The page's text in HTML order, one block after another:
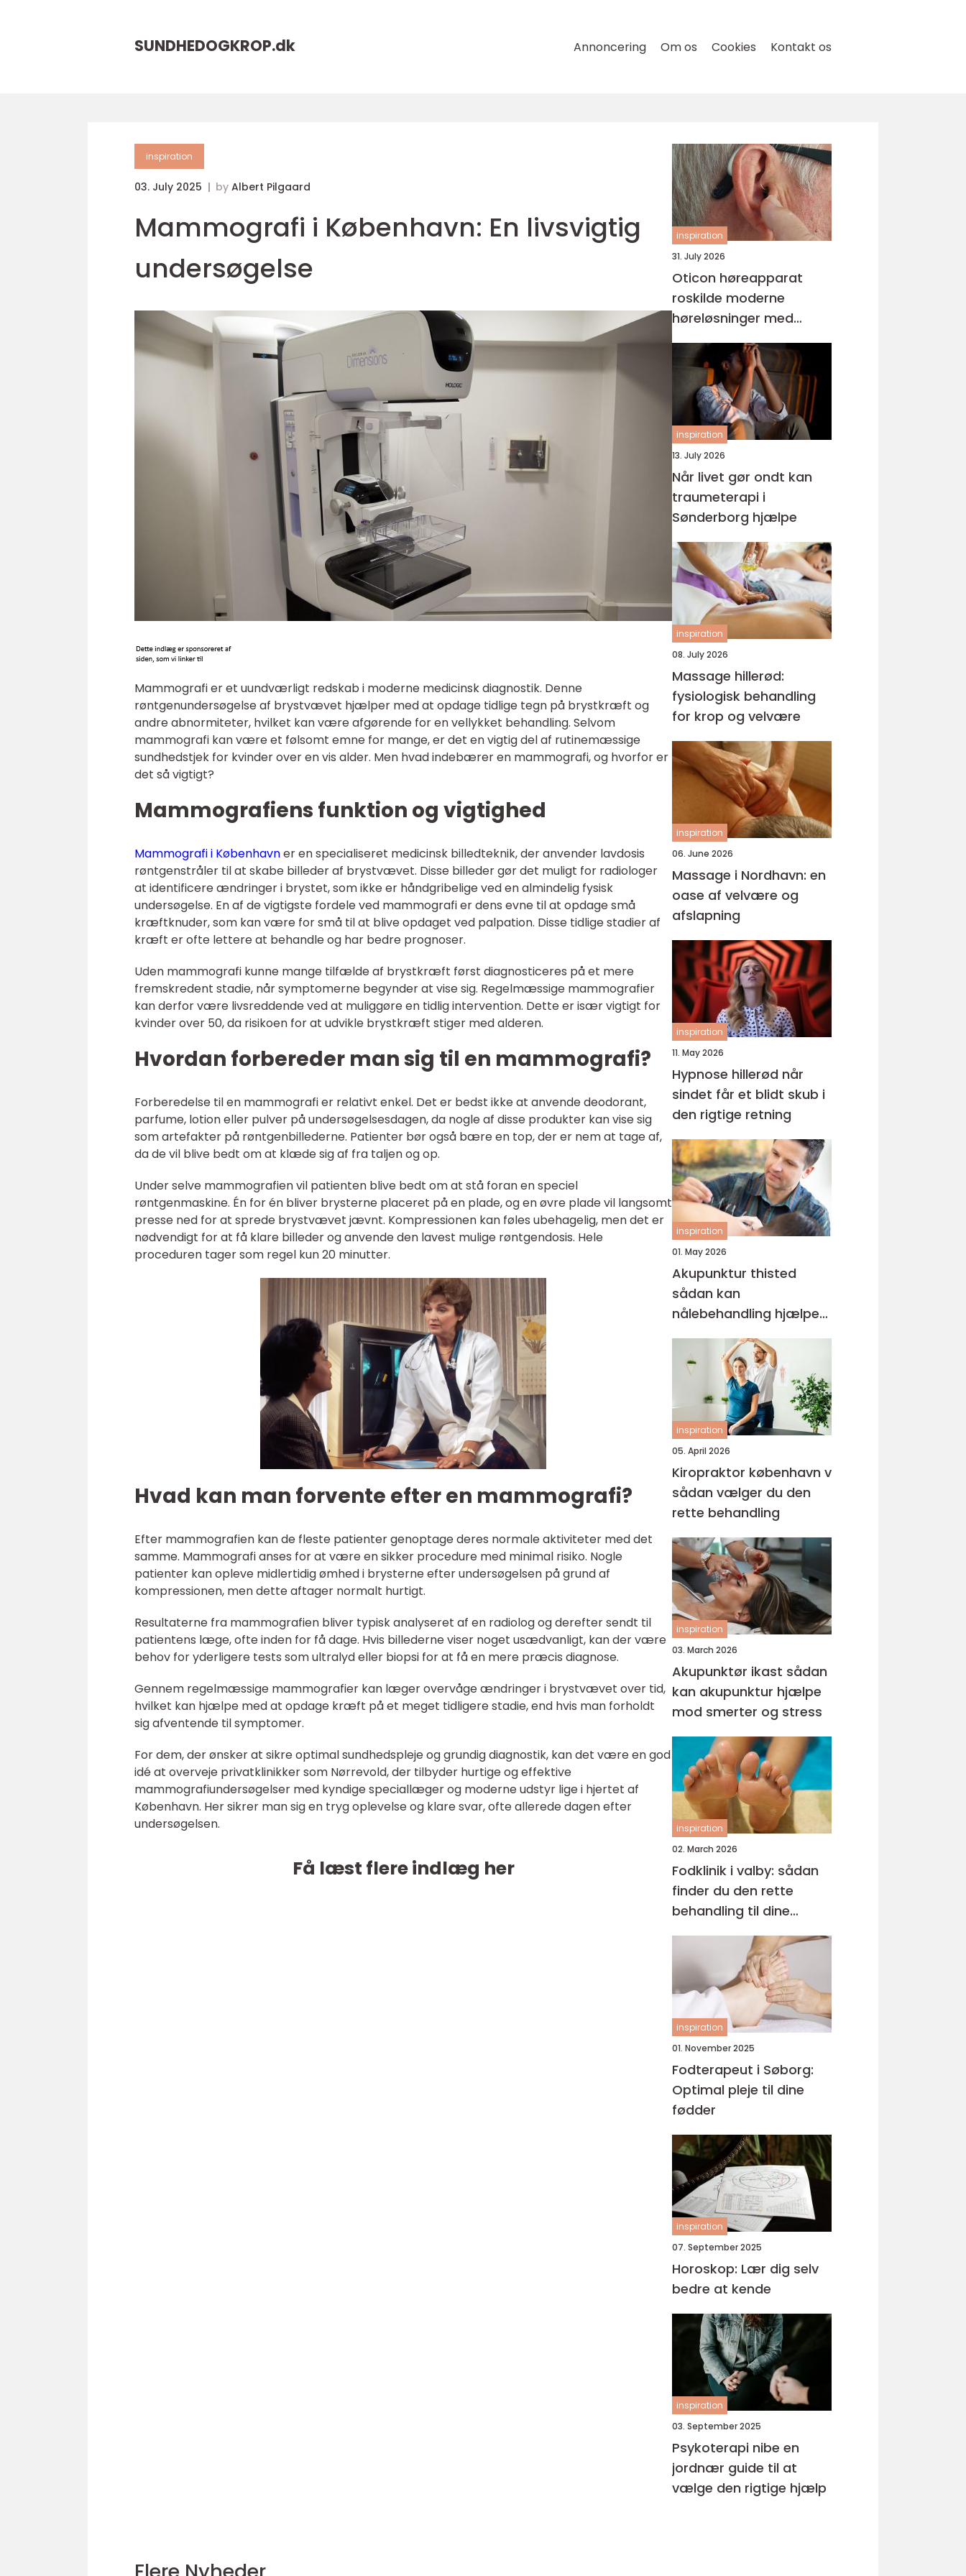
SUNDHEDOGKROP.dk Annoncering Om os Cookies Kontakt os
inspiration
03. July 2025 by Albert Pilgaard
Mammografi i København: En livsvigtig
undersøgelse
Mammografi er et uundværligt redskab i moderne medicinsk diagnostik. Denne
røntgenundersøgelse af brystvævet hjælper med at opdage tidlige tegn på brystkræft og
andre abnormiteter, hvilket kan være afgørende for en vellykket behandling. Selvom
mammografi kan være et følsomt emne for mange, er det en vigtig del af rutinemæssige
sundhedstjek for kvinder over en vis alder. Men hvad indebærer en mammografi, og hvorfor er
det så vigtigt?
Mammografiens funktion og vigtighed
Mammografi i Københavner en specialiseret medicinsk billedteknik, der anvender lavdosis
røntgenstråler til at skabe billeder af brystvævet. Disse billeder gør det muligt for radiologer
at identificere ændringer i brystet, som ikke er håndgribelige ved en almindelig fysisk
undersøgelse. En af de vigtigste fordele ved mammografi er dens evne til at opdage små
kræftknuder, som kan være for små til at blive opdaget ved palpation. Disse tidlige stadier af
kræft er ofte lettere at behandle og har bedre prognoser.
Uden mammografi kunne mange tilfælde af brystkræft først diagnosticeres på et mere
fremskredent stadie, når symptomerne begynder at vise sig. Regelmæssige mammografier
kan derfor være livsreddende ved at muliggøre en tidlig intervention. Dette er især vigtigt for
kvinder over 50, da risikoen for at udvikle brystkræft stiger med alderen.
Hvordan forbereder man sig til en mammografi?
Forberedelse til en mammografi er relativt enkel. Det er bedst ikke at anvende deodorant,
parfume, lotion eller pulver på undersøgelsesdagen, da nogle af disse produkter kan vise sig
som artefakter på røntgenbillederne. Patienter bør også bære en top, der er nem at tage af,
da de vil blive bedt om at klæde sig af fra taljen og op.
Under selve mammografien vil patienten blive bedt om at stå foran en speciel
røntgenmaskine. Én for én bliver brysterne placeret på en plade, og en øvre plade vil langsomt
presse ned for at sprede brystvævet jævnt. Kompressionen kan føles ubehagelig, men det er
nødvendigt for at få klare billeder og anvende den lavest mulige røntgendosis. Hele
proceduren tager som regel kun 20 minutter.
Hvad kan man forvente efter en mammografi?
Efter mammografien kan de fleste patienter genoptage deres normale aktiviteter med det
samme. Mammografi anses for at være en sikker procedure med minimal risiko. Nogle
patienter kan opleve midlertidig ømhed i brysterne efter undersøgelsen på grund af
kompressionen, men dette aftager normalt hurtigt.
Resultaterne fra mammografien bliver typisk analyseret af en radiolog og derefter sendt til
patientens læge, ofte inden for få dage. Hvis billederne viser noget usædvanligt, kan der være
behov for yderligere tests som ultralyd eller biopsi for at få en mere præcis diagnose.
Gennem regelmæssige mammografier kan læger overvåge ændringer i brystvævet over tid,
hvilket kan hjælpe med at opdage kræft på et meget tidligere stadie, end hvis man forholdt
sig afventende til symptomer.
For dem, der ønsker at sikre optimal sundhedspleje og grundig diagnostik, kan det være en god
idé at overveje privatklinikker som Nørrevold, der tilbyder hurtige og effektive
mammografiundersøgelser med kyndige speciallæger og moderne udstyr lige i hjertet af
København. Her sikrer man sig en tryg oplevelse og klare svar, ofte allerede dagen efter
undersøgelsen.
Få læst flere indlæg her
inspiration
31. July 2026
Oticon høreapparat
roskilde moderne
høreløsninger med
fokus på hverdagen
inspiration
13. July 2026
Når livet gør ondt kan
traumeterapi i
Sønderborg hjælpe
inspiration
08. July 2026
Massage hillerød:
fysiologisk behandling
for krop og velvære
inspiration
06. June 2026
Massage i Nordhavn: en
oase af velvære og
afslapning
inspiration
11. May 2026
Hypnose hillerød når
sindet får et blidt skub i
den rigtige retning
inspiration
01. May 2026
Akupunktur thisted
sådan kan
nålebehandling hjælpe
krop og sind
inspiration
05. April 2026
Kiropraktor københavn v
sådan vælger du den
rette behandling
inspiration
03. March 2026
Akupunktør ikast sådan
kan akupunktur hjælpe
mod smerter og stress
inspiration
02. March 2026
Fodklinik i valby: sådan
finder du den rette
behandling til dine
fødder
inspiration
01. November 2025
Fodterapeut i Søborg:
Optimal pleje til dine
fødder
inspiration
07. September 2025
Horoskop: Lær dig selv
bedre at kende
inspiration
03. September 2025
Psykoterapi nibe en
jordnær guide til at
vælge den rigtige hjælp